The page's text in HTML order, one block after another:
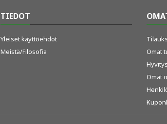
TIEDOT
Yleiset käyttöehdot
Meistä/Filosofia
Omat
Omat